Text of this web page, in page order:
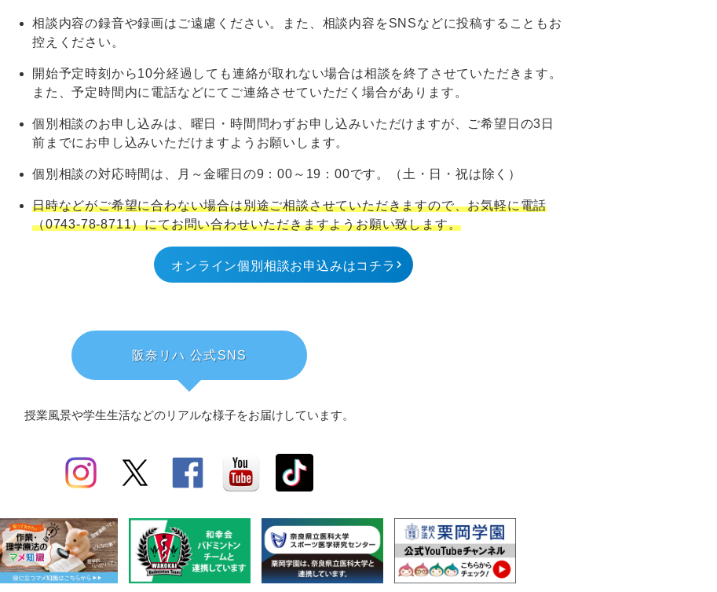
相談内容の録音や録画はご遠慮ください。また、相談内容をSNSなどに投稿することもお
控えください。
開始予定時刻から10分経過しても連絡が取れない場合は相談を終了させていただきます。
また、予定時間内に電話などにてご連絡させていただく場合があります。
個別相談のお申し込みは、曜日・時間問わずお申し込みいただけますが、ご希望日の3日
前までにお申し込みいただけますようお願いします。
個別相談の対応時間は、月～金曜日の9：00～19：00です。（土・日・祝は除く）
日時などがご希望に合わない場合は別途ご相談させていただきますので、お気軽に電話
（0743-78-8711）にてお問い合わせいただきますようお願い致します。
オンライン個別相談お申込みはコチラ
阪奈リハ 公式SNS
授業風景や学生生活などのリアルな様子をお届けしています。